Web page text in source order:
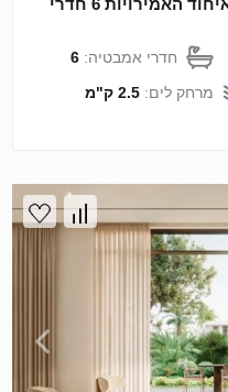
וילה ב Khalifa City, Abu Dhabi, איחוד האמירויות 6 חדרי
חדרי אמבטיה:6
מרחק לים:2.5 ק"מ